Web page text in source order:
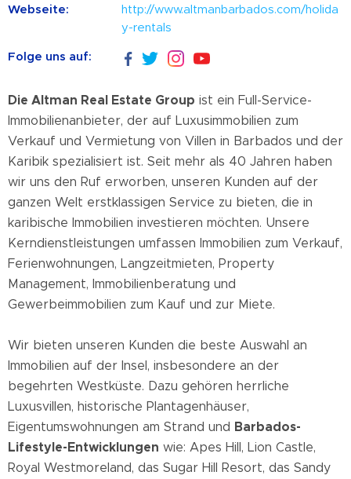
Webseite:
http://www.altmanbarbados.com/holida
y-rentals
Folge uns auf:
Die Altman Real Estate Group ist ein Full-Service-
Immobilienanbieter, der auf Luxusimmobilien zum
Verkauf und Vermietung von Villen in Barbados und der
Karibik spezialisiert ist. Seit mehr als 40 Jahren haben
wir uns den Ruf erworben, unseren Kunden auf der
ganzen Welt erstklassigen Service zu bieten, die in
karibische Immobilien investieren möchten. Unsere
Kerndienstleistungen umfassen Immobilien zum Verkauf,
Ferienwohnungen, Langzeitmieten, Property
Management, Immobilienberatung und
Gewerbeimmobilien zum Kauf und zur Miete.
Wir bieten unseren Kunden die beste Auswahl an
Immobilien auf der Insel, insbesondere an der
begehrten Westküste. Dazu gehören herrliche
Luxusvillen, historische Plantagenhäuser,
Eigentumswohnungen am Strand und
Barbados-
Lifestyle-Entwicklungen wie: Apes Hill, Lion Castle,
Royal Westmoreland, das Sugar Hill Resort, das Sandy